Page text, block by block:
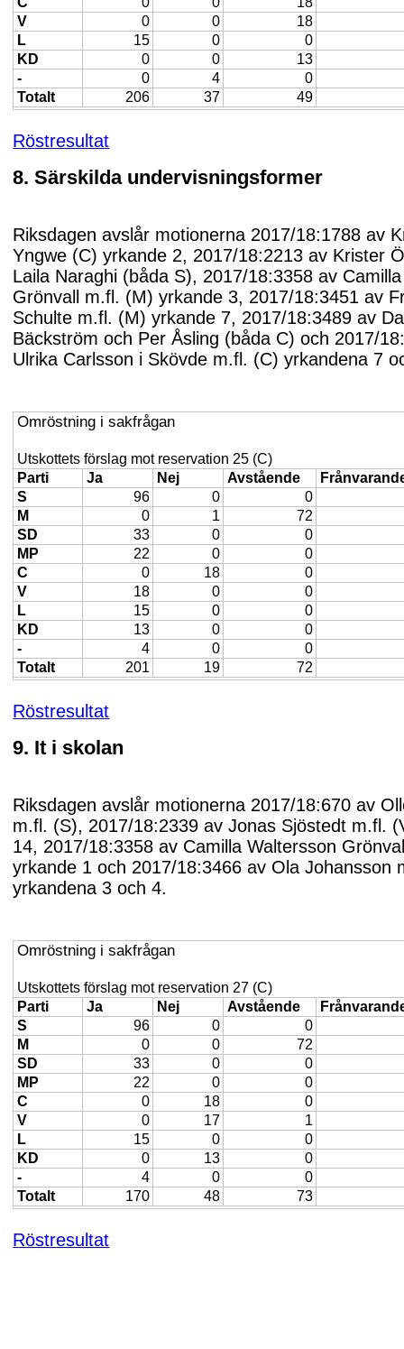
V
0 0
18
L
15 0
0
KD
0 0
13
-
0 4
0
Totalt
206 37 49
Röstresultat
8. Särskilda undervisningsformer
Riksdagen avslår motionerna 2017/18:1788 av
Yngwe (C) yrkande 2, 2017/18:2213 av Krister
Laila Naraghi (båda S), 2017/18:3358 av
Grönvall m.fl. (M) yrkande 3, 2017/18:3451 av
Schulte m.fl. (M) yrkande 7, 2017/18:3489 av
Bäckström och Per Åsling (båda C) och 2017/
Ulrika Carlsson i Skövde m.fl. (C) yrkandena 7
Omröstning i sakfrågan
Utskottets förslag mot reservation 25 (C)
Parti
Ja Nej Avstående
S
96 0
0
M
0 1
72
SD
33 0
0
MP
22 0
0
C
0 18
0
V
18 0
0
L
15 0
0
KD
13 0
0
-
4 0
0
Totalt
201 19 72
Röstresultat
9. It i skolan
Riksdagen avslår motionerna 2017/18:670 av
m.fl. (S), 2017/18:2339 av Jonas Sjöstedt m.fl.
14, 2017/18:3358 av Camilla Waltersson
yrkande 1 och 2017/18:3466 av Ola Johansson
yrkandena 3 och 4.
Omröstning i sakfrågan
Utskottets förslag mot reservation 27 (C)
Parti
Ja Nej Avstående
S
96 0
0
M
0 0
72
SD
33 0
0
MP
22 0
0
C
0 18
0
V
0 17
1
L
15 0
0
KD
0 13
0
-
4 0
0
Totalt
170 48 73
Röstresultat